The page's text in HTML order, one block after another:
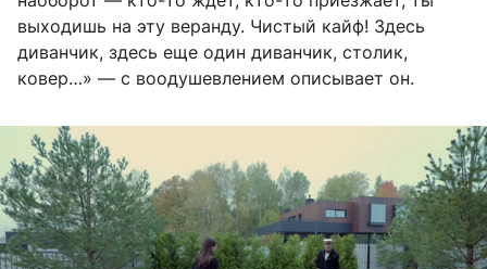
выходишь на эту веранду. Чистый кайф! Здесь
диванчик, здесь еще один диванчик, столик,
ковер…» — с воодушевлением описывает он.